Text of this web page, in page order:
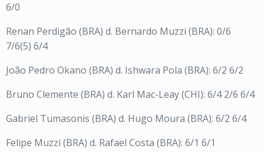
6/0
Renan Perdigão (BRA) d. Bernardo Muzzi (BRA): 0/6
7/6(5) 6/4
João Pedro Okano (BRA) d. Ishwara Pola (BRA): 6/2 6/2
Bruno Clemente (BRA) d. Karl Mac-Leay (CHI): 6/4 2/6 6/4
Gabriel Tumasonis (BRA) d. Hugo Moura (BRA): 6/2 6/4
Felipe Muzzi (BRA) d. Rafael Costa (BRA): 6/1 6/1